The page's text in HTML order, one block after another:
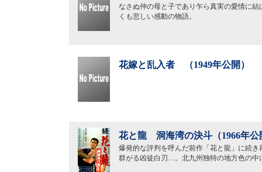
なさぬ仲の母と子であり乍ら真実の愛情に
くも悲しい感動の物語。
花嫁と乱入者 （1949年公開）
花と龍 洞海湾の決斗（1966年公
爆発的な評判を呼んだ前作「花と龍」に続
群がる凶徒白刃…。北九州独特の地方色の中